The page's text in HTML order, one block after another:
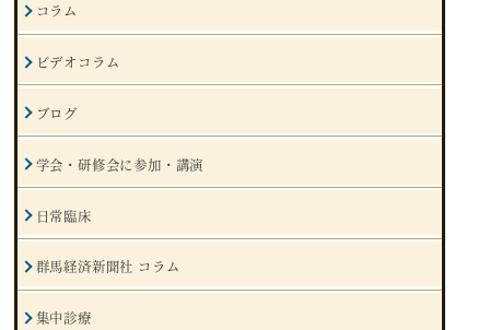
コラム
ビデオコラム
ブログ
学会・研修会に参加・講演
日常臨床
群馬経済新聞社 コラム
集中診療